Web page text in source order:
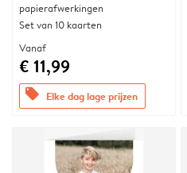
papierafwerkingen
Set van 10 kaarten
Vanaf
€ 11,99
offers Elke dag lage prijzen